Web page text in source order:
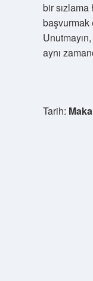
bir
başvurmak
aynı
Tarih: